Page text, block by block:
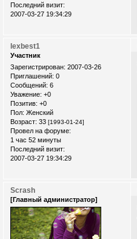
Последний визит:
2007-03-27 19:34:29
lexbest1
Участник
Зарегистрирован: 2007-03-26
Приглашений: 0
Сообщений: 6
Уважение: +0
Позитив: +0
Пол: Женский
Возраст: 33 [1993-01-24]
Провел на форуме:
1 час 52 минуты
Последний визит:
2007-03-27 19:34:29
Scrash
[Главный администратор]